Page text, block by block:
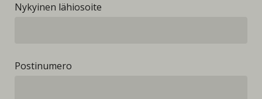
Nykyinen lähiosoite
Postinumero